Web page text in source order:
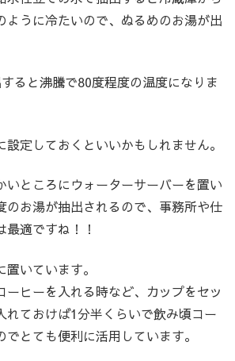
ように冷たいので、ぬるめのお湯が出
ると沸騰で80度程度の温度になりま
定しておくといいかもしれません。
いところにウォーターサーバーを置い
のお湯が抽出されるので、事務所や仕
適ですね！！
いています。
ーヒーを入れる時など、カップをセッ
れておけば1分半くらいで飲み頃コー
でとても便利に活用しています。